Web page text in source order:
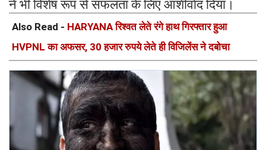
ने भी विशेष रूप से सफलता के लिए आशीर्वाद दिया।
Also Read - HARYANA रिश्वत लेते रंगे हाथ गिरफ्तार हुआ
HVPNL का अफसर, 30 हजार रुपये लेते ही विजिलेंस ने दबोचा